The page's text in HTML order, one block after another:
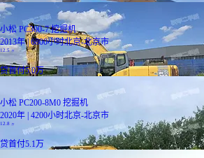
小松 PC300-7 挖掘机
2013年 | 6800小时北京-北京市
12.5 万
贷首付5.0万
小松 PC200-8M0 挖掘机
2020年 | 4200小时北京-北京市
12.8 万
贷首付5.1万